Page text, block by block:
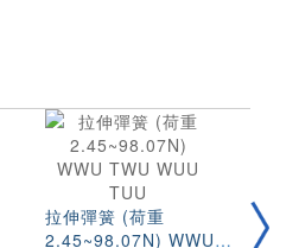
拉伸彈簧 (荷重
2.45~98.07N) WWU